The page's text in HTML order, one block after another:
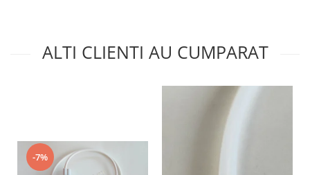
ALTI CLIENTI AU CUMPARAT
-7%